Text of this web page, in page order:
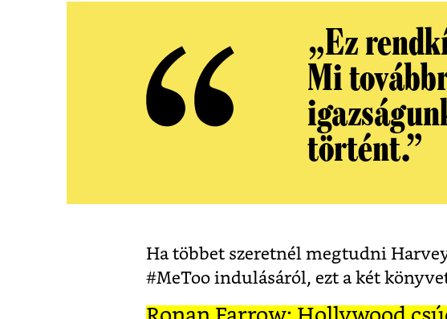
„Ez
Mi
történt.”
Ha többet szeretnél megtudni
#MeToo indulásáról, ezt a két